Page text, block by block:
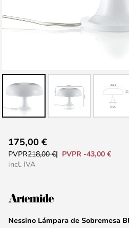
comienzo
galería
imágenes
Nessino Lámpara de Sobremesa
175,00 €
PVPR218,00 €
PVPR -43,00 €
incl. IVA